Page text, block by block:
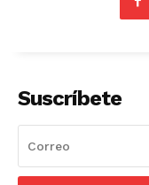
Suscríbete